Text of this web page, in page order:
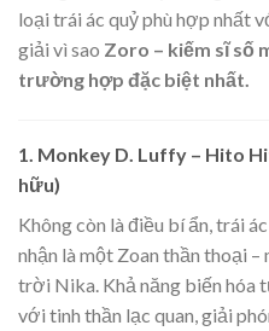
loại trái ác quỷ phù hợp nhất
giải vì sao Zoro – kiếm sĩ số
trường hợp đặc biệt nhất.
1. Monkey D. Luffy – Hito
hữu)
Không còn là điều bí ẩn, trái
nhận là một Zoan thần thoại
trời Nika. Khả năng biến hóa
với tinh thần lạc quan, giải